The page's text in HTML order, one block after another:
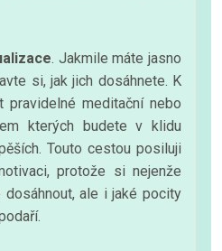
. Jakmile máte jasno
si, jak jich dosáhnete. K
meditační nebo
kterých budete v klidu
Touto cestou posiluji
protože si nejenže
ale i jaké pocity